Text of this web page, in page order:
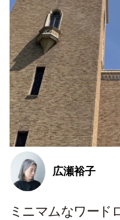
広瀬裕子
ミニマムなワード